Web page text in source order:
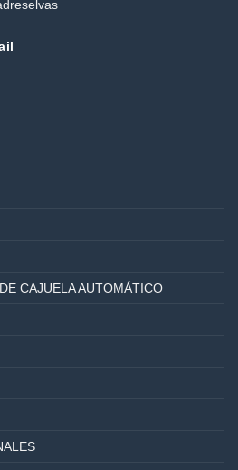
CAJUELA AUTOMÁTICO